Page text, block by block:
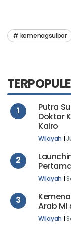
kemenagsulbar
1
Putra
Doktor
Kairo
Wilayah |
2
Wilayah |
3
Arab MI
Wilayah |